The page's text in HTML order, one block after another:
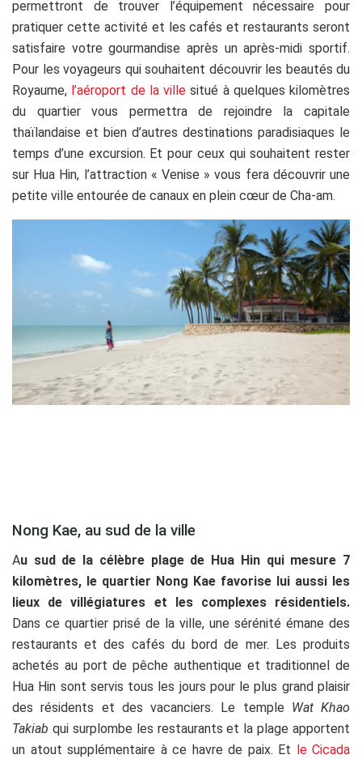
permettront de trouver l’équipement nécessaire pour
pratiquer cette activité et les cafés et restaurants seront
satisfaire votre gourmandise après un après-midi sportif.
Pour les voyageurs qui souhaitent découvrir les beautés du
Royaume, l’aéroport de la ville situé à quelques kilomètres
du quartier vous permettra de rejoindre la capitale
thaïlandaise et bien d’autres destinations paradisiaques le
temps d’une excursion. Et pour ceux qui souhaitent rester
sur Hua Hin, l’attraction « Venise » vous fera découvrir une
petite ville entourée de canaux en plein cœur de Cha-am.
Nong Kae, au sud de la ville
Au sud de la célèbre plage de Hua Hin qui mesure 7
kilomètres, le quartier Nong Kae favorise lui aussi les
lieux de villégiatures et les complexes résidentiels.
Dans ce quartier prisé de la ville, une sérénité émane des
restaurants et des cafés du bord de mer. Les produits
achetés au port de pêche authentique et traditionnel de
Hua Hin sont servis tous les jours pour le plus grand plaisir
des résidents et des vacanciers. Le temple Wat Khao
Takiab qui surplombe les restaurants et la plage apportent
un atout supplémentaire à ce havre de paix. Et le Cicada